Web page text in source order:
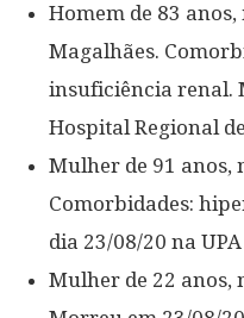
Homem de 83
Magalhães.
insuficiência renal.
Hospital Regional
Mulher de 91 anos,
Comorbidades:
dia 23/08/20 na
Mulher de 22 anos,